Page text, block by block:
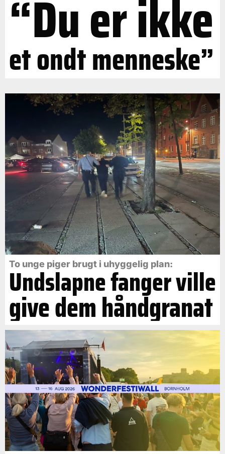
“Du er ikke
et ondt menneske”
To unge piger brugt i uhyggelig plan:
Undslapne fanger ville
give dem håndgranat